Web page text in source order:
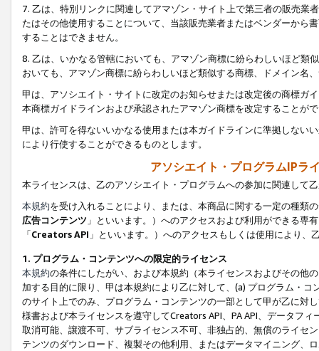
7. 乙は、特別リンクに関連してアマゾン・サイト上で第三者の販売
たはその他使用することについて、当該販売業者またはベンダーから
することはできません。
8. 乙は、いかなる管轄においても、アマゾン商標に紛らわしいほど類
おいても、アマゾン商標に紛らわしいほど類似する商標、ドメイン名
甲は、アソシエイト・サイトに改定のお知らせまたは改定後の商標ガ
本商標ガイドラインおよび承認されたアマゾン商標を改定することが
甲は、許可を得ないいかなる使用または本ガイドラインに準拠しない
により行使することができるものとします。
アソシエイト・プログラムIPラ
本ライセンスは、乙のアソシエイト・プログラムへの参加に関連して
本規約を受け入れることにより、または、本商品に関する一定の種類
広告コンテンツ 」といいます。）へのアクセスおよび利用ができる専
「Creators API 」といいます。）へのアクセスもしくは使用により
1. プログラム・コンテンツへの限定的ライセンス
本規約の条件にしたがい、および本規約（本ライセンスおよびその他
加する目的に限り、甲は本規約により乙に対して、(a) プログラム・
のサイト上でのみ、プログラム・コンテンツの一部として甲が乙に対
様書および本ライセンスを遵守してCreators API、PA API、データフ
取消可能、譲渡不可、サブライセンス不可、非独占的、無償のライセ
テンツのダウンロード、複製その他利用、またはデータマイニング、